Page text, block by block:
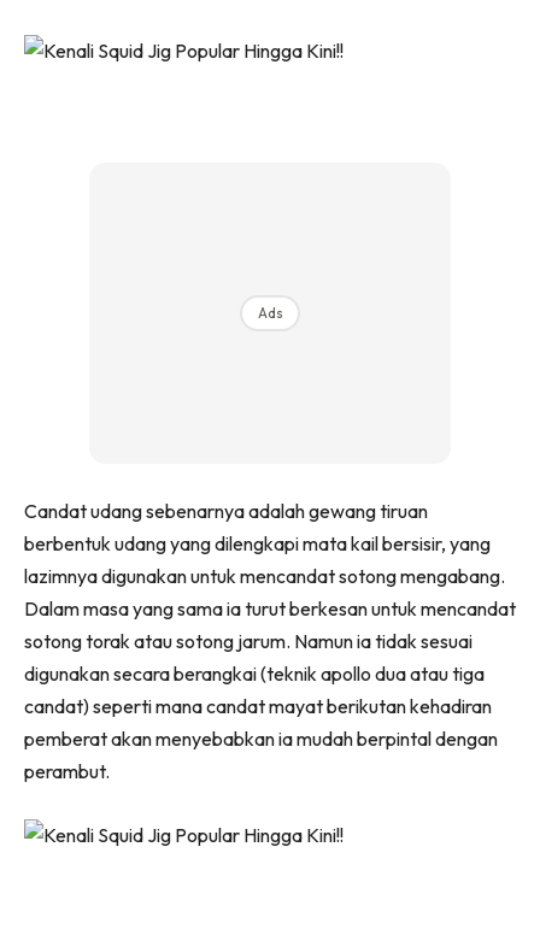
Ads
Candat udang sebenarnya adalah gewang tiruan
berbentuk udang yang dilengkapi mata kail bersisir, yang
lazimnya digunakan untuk mencandat sotong mengabang.
Dalam masa yang sama ia turut berkesan untuk mencandat
sotong torak atau sotong jarum. Namun ia tidak sesuai
digunakan secara berangkai (teknik apollo dua atau tiga
candat) seperti mana candat mayat berikutan kehadiran
pemberat akan menyebabkan ia mudah berpintal dengan
perambut.